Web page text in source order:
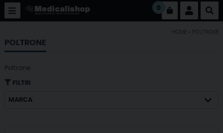
0
HOME POLTRONE
POLTRONE
Poltrone
FILTRI
MARCA